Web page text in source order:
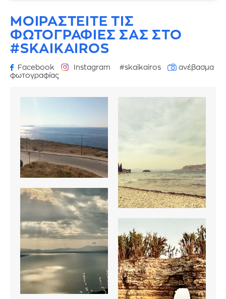
ΜΟΙΡΑΣΤΕΙΤΕ ΤΙΣ
ΦΩΤΟΓΡΑΦΙΕΣ ΣΑΣ ΣΤΟ
#SKAIKAIROS
Facebook Instagram #skaikairos
ανέβασμα
φωτογραφίας